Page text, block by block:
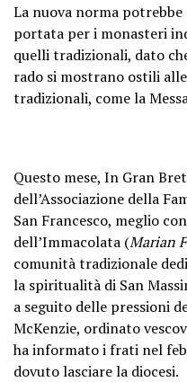
La nuova norma potrebbe
portata per i monasteri
quelli tradizionali, dato
rado si mostrano ostili
tradizionali, come la
Questo mese, In Gran
dell’Associazione della
San Francesco, meglio
dell’Immacolata (Marian
comunità tradizionale
la spiritualità di San
a seguito delle pressioni
McKenzie, ordinato
ha informato i frati nel
dovuto lasciare la diocesi.